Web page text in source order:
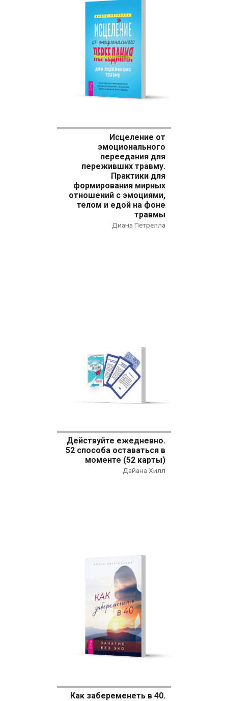
Исцеление от
эмоционального
переедания для
переживших травму.
Практики для
формирования мирных
отношений с эмоциями,
телом и едой на фоне
травмы
Диана Петрелла
Действуйте ежедневно.
52 способа оставаться в
моменте (52 карты)
Дайана Хилл
Как забеременеть в 40.